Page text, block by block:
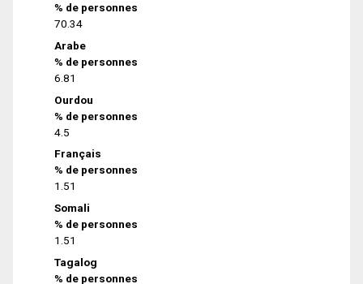
% de personnes
70.34
Arabe
% de personnes
6.81
Ourdou
% de personnes
4.5
Français
% de personnes
1.51
Somali
% de personnes
1.51
Tagalog
% de personnes